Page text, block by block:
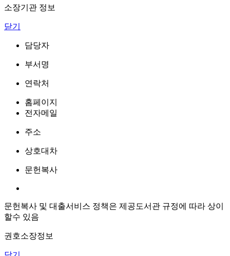
소장기관 정보
닫기
담당자
부서명
연락처
홈페이지
전자메일
주소
상호대차
문헌복사
문헌복사 및 대출서비스 정책은 제공도서관 규정에 따라 상이
할수 있음
권호소장정보